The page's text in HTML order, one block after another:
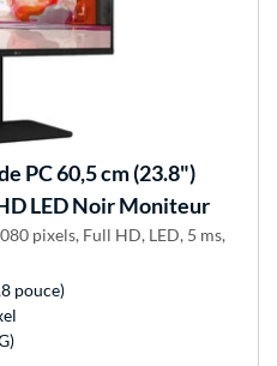
PC 60,5 cm (23.8")
LED Noir Moniteur
pixels, Full HD, LED, 5 ms,
pouce)